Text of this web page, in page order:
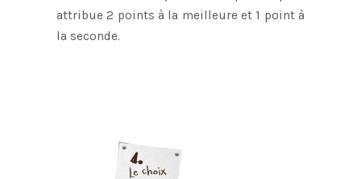
attribue 2 points à la meilleure et 1 point à
la seconde.